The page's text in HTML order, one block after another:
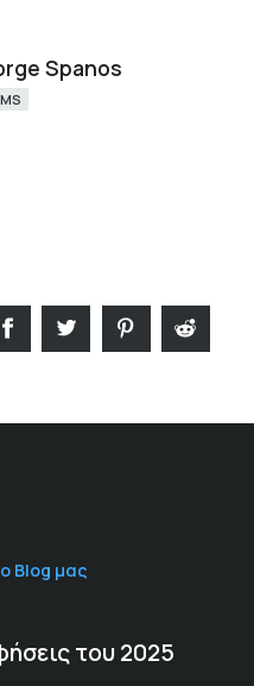
Spanos
Blog μας
του 2025